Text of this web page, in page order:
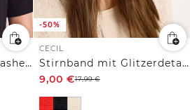
Cap aus Lyocell im Washed-Look
-50%
CECIL
Stirnband mit Glitzerdetails
9,00 €17,99€